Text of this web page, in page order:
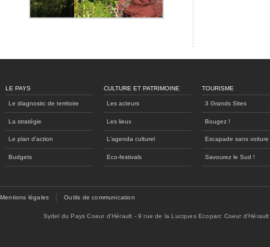
LE PAYS
Le diagnositc de territoire
La stratégie
Le plan d'action
Budgets
CULTURE ET PATRIMOINE
Les acteurs
Les lieux
L'agenda culturel
Eco-festivals
TOURISME
3 Grands Sites
Bougez !
Escapade sans voiture
Savourez le Sud !
Mentions légales Outils de communication
Sydel du Pays Coeur d'Hérault - 9 rue de la Lucques Ecoparc Coeur